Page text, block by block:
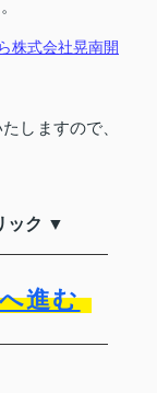
株式会社晃南開
しますので、
ック ▼
進む